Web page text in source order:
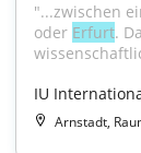
"...zwischen
oder Erfurt.
IU
Arnstadt,